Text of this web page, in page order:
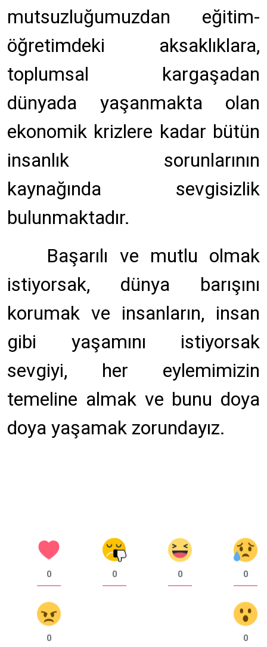
mutsuzluğumuzdan eğitim-
öğretimdeki aksaklıklara,
toplumsal kargaşadan
dünyada yaşanmakta olan
ekonomik krizlere kadar bütün
insanlık sorunlarının
kaynağında sevgisizlik
bulunmaktadır.
Başarılı ve mutlu olmak
istiyorsak, dünya barışını
korumak ve insanların, insan
gibi yaşamını istiyorsak
sevgiyi, her eylemimizin
temeline almak ve bunu doya
doya yaşamak zorundayız.
0 0 0 0
0 0